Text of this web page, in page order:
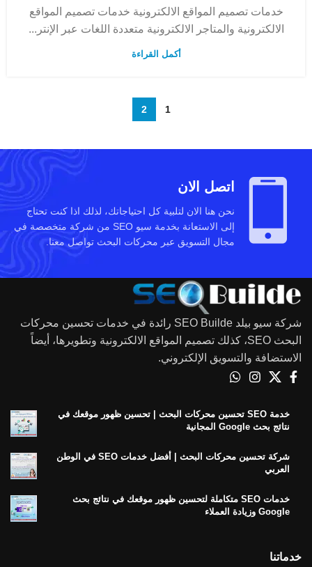
خدمات تصميم المواقع الالكترونية خدمات تصميم المواقع
الالكترونية والمتاجر الالكترونية متعددة اللغات عبر الإنتر...
أكمل القراءة
1
2
اتصل الان
نحن هنا الان لتلبية كل احتياجاتك، لذلك اذا كنت تحتاج
إلى الاستعانة بخدمة سيو SEO من شركة متخصصة في
مجال التسويق عبر محركات البحث تواصل معنا.
شركة سيو بيلد SEO Builde رائدة في خدمات تحسين محركات
البحث SEO، كذلك تصميم المواقع الالكترونية وتطويرها، أيضاً
الاستضافة والتسويق الإلكتروني.
خدمة SEO تحسين محركات البحث | تحسين ظهور موقعك في
نتائج بحث Google المجانية
شركة تحسين محركات البحث | أفضل خدمات SEO في الوطن
العربي
خدمات SEO متكاملة لتحسين ظهور موقعك في نتائج بحث
Google وزيادة العملاء
خدماتنا